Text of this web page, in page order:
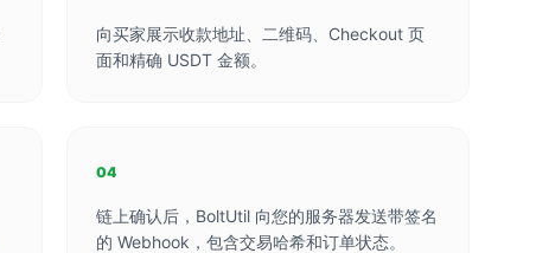
向买家展示收款地址、二维码、Checkout 页
面和精确 USDT 金额。
04
链上确认后，BoltUtil 向您的服务器发送带签名
的 Webhook，包含交易哈希和订单状态。